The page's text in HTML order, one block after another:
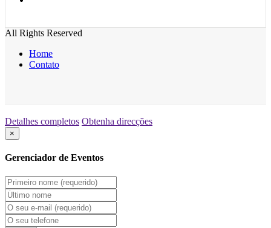
All Rights Reserved
Home
Contato
Detalhes completos Obtenha direcções
×
Gerenciador de Eventos